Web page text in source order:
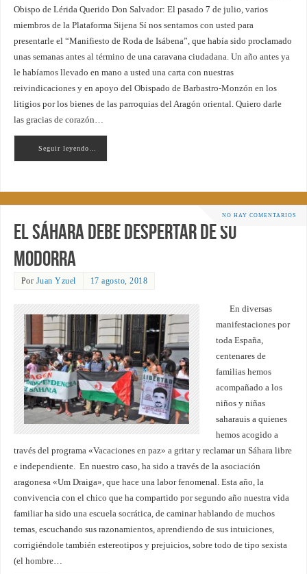
Obispo de Lérida Querido Don Salvador: El pasado 7 de julio, varios
miembros de la Plataforma Sijena Sí nos sentamos con usted para
presentarle el “Manifiesto de Roda de Isábena”, que había sido proclamado
unas semanas antes al término de una caravana ciudadana. Un año antes ya
le habíamos llevado en mano a usted una carta con nuestras
reivindicaciones y en apoyo del Obispado de Barbastro-Monzón en los
litigios por los bienes de las parroquias del Aragón oriental. Quiero darle
las gracias de corazón…
Seguir leyendo…
NO HAY COMENTARIOS
El Sáhara debe despertar de su
modorra
Por Juan Yzuel 17 agosto, 2018
En diversas
manifestaciones por
toda España,
centenares de
familias hemos
acompañado a los
niños y niñas
saharauis a quienes
hemos acogido a
través del programa «Vacaciones en paz» a gritar y reclamar un Sáhara libre
e independiente. En nuestro caso, ha sido a través de la asociación
aragonesa «Um Draiga», que hace una labor fenomenal. Esta año, la
convivencia con el chico que ha compartido por segundo año nuestra vida
familiar ha sido una escuela socrática, de caminar hablando de muchos
temas, escuchando sus razonamientos, aprendiendo de sus intuiciones,
corrigiéndole también estereotipos y prejuicios, sobre todo de tipo sexista
(el hombre…